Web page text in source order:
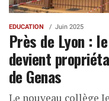
EDUCATION Juin 2025
Près de Lyon :
devient
de Genas
Le nouveau collège